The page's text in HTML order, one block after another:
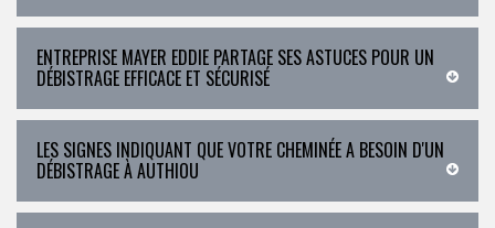
ENTREPRISE MAYER EDDIE PARTAGE SES ASTUCES POUR UN
DÉBISTRAGE EFFICACE ET SÉCURISÉ
LES SIGNES INDIQUANT QUE VOTRE CHEMINÉE A BESOIN D'UN
DÉBISTRAGE À AUTHIOU